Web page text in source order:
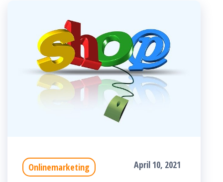
Onlinemarketing April 10, 2021